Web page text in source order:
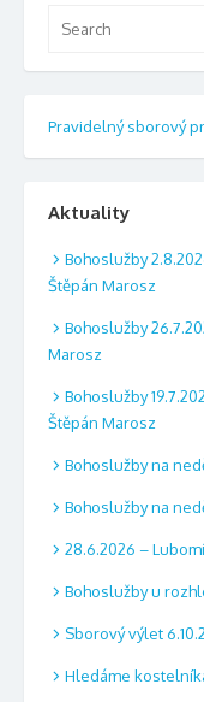
Pravidelný sborový
Aktuality
Bohoslužby
Štěpán Marosz
Bohoslužby
Marosz
Bohoslužby
Štěpán Marosz
Bohoslužby na
Bohoslužby na
28.6.2026 –
Bohoslužby u
Sborový výlet
Hledáme